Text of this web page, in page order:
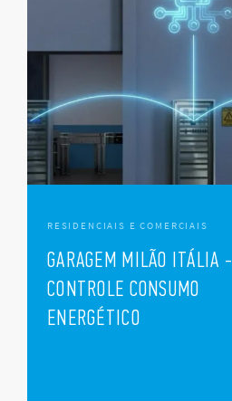
RESIDENCIAIS E COMERCIAIS
GARAGEM MILÃO ITÁLIA -
CONTROLE CONSUMO
ENERGÉTICO